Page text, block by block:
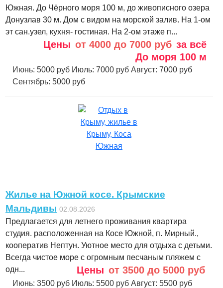
Южная. До Чёрного моря 100 м, до живописного озера
Донузлав 30 м. Дом с видом на морской залив. На 1-ом
эт сан.узел, кухня- гостиная. На 2-ом этаже п...
Цены от 4000 до 7000 руб за всё
До моря 100 м
Июнь: 5000 руб Июль: 7000 руб Август: 7000 руб
Сентябрь: 5000 руб
Жилье на Южной косе. Крымские
Мальдивы 02.08.2026
Предлагается для летнего проживания квартира
студия. расположенная на Косе Южной, п. Мирный.,
кооператив Нептун. Уютное место для отдыха с детьми.
Всегда чистое море с огромным песчаным пляжем с
одн...
Цены от 3500 до 5000 руб
Июнь: 3500 руб Июль: 5500 руб Август: 5500 руб